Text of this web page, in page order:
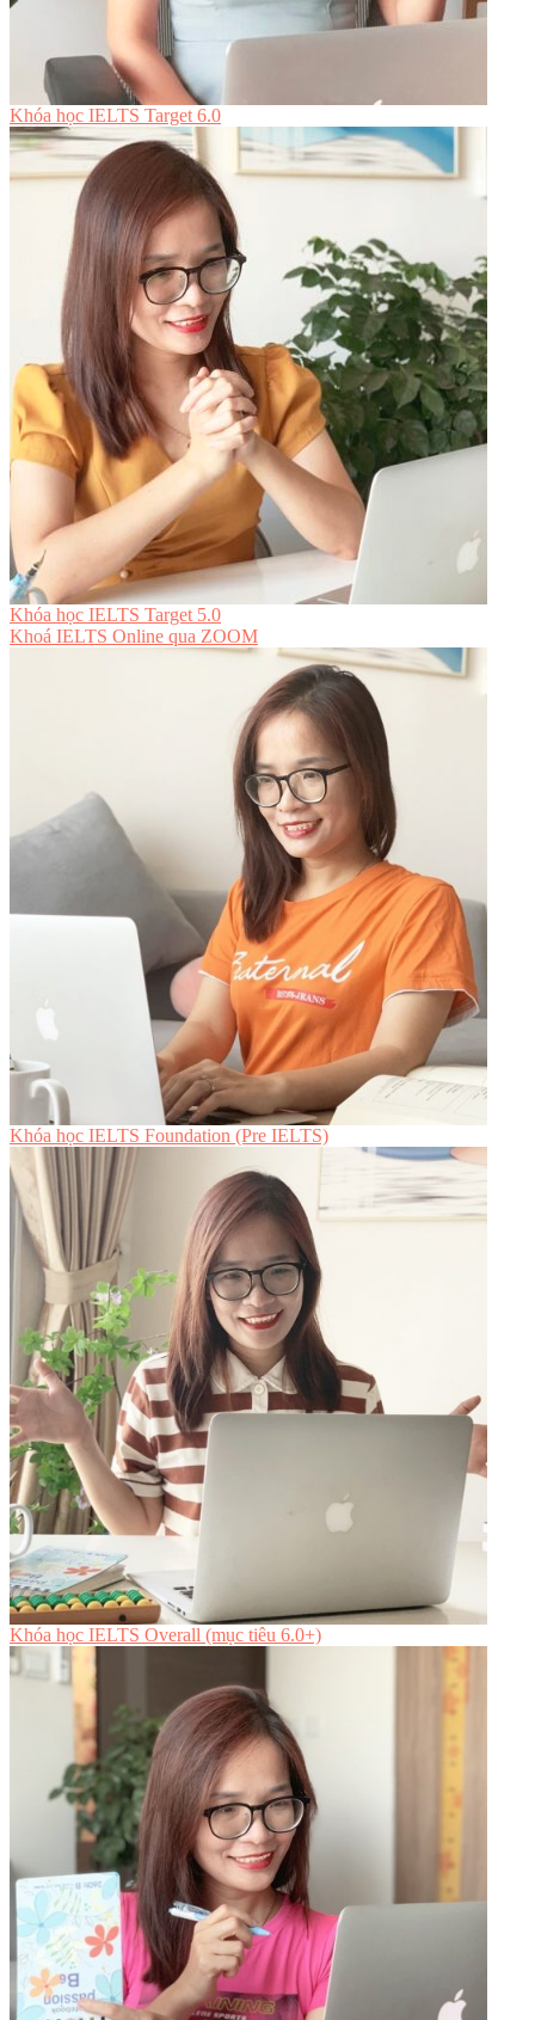
Khóa học IELTS Target 6.0
Khóa học IELTS Target 5.0
Khoá IELTS Online qua ZOOM
Khóa học IELTS Foundation (Pre IELTS)
Khóa học IELTS Overall (mục tiêu 6.0+)